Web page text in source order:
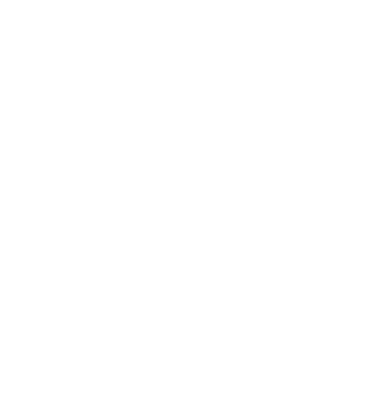
svijet tek otkriva